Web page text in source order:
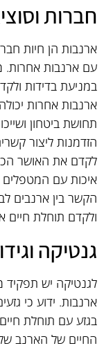
חברות
ארנבות הן חיות
עם ארנבות אחרות.
במניעת בדידות
ארנבות אחרות
תחושת ביטחון
הזדמנות ליצור
לקדם את האושר
איכות עם המטפלים
הקשר בין ארנבים
ולקדם תוחלת חיים
גנטיקה
לגנטיקה יש
ארנבות. ידוע כי
בגזע עם תוחלת
החיים של הארנב